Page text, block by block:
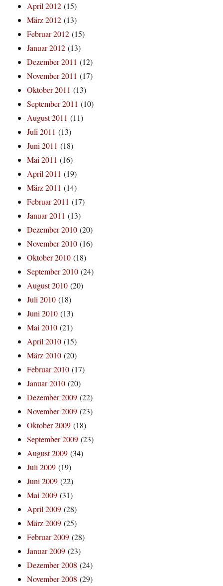
April 2012 (15)
März 2012 (13)
Februar 2012 (15)
Januar 2012 (13)
Dezember 2011 (12)
November 2011 (17)
Oktober 2011 (13)
September 2011 (10)
August 2011 (11)
Juli 2011 (13)
Juni 2011 (18)
Mai 2011 (16)
April 2011 (19)
März 2011 (14)
Februar 2011 (17)
Januar 2011 (13)
Dezember 2010 (20)
November 2010 (16)
Oktober 2010 (18)
September 2010 (24)
August 2010 (20)
Juli 2010 (18)
Juni 2010 (13)
Mai 2010 (21)
April 2010 (15)
März 2010 (20)
Februar 2010 (17)
Januar 2010 (20)
Dezember 2009 (22)
November 2009 (23)
Oktober 2009 (18)
September 2009 (23)
August 2009 (34)
Juli 2009 (19)
Juni 2009 (22)
Mai 2009 (31)
April 2009 (28)
März 2009 (25)
Februar 2009 (28)
Januar 2009 (23)
Dezember 2008 (24)
November 2008 (29)